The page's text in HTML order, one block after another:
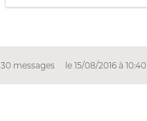
30 messages le 15/08/2016 à 10:40